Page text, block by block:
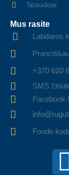
Spaudoje
Mus rasite
Labdaros
+370 620
SMS
Facebook
Fondo